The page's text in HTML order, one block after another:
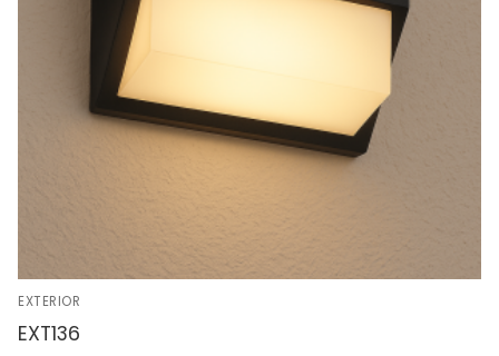
EXTERIOR
EXT136